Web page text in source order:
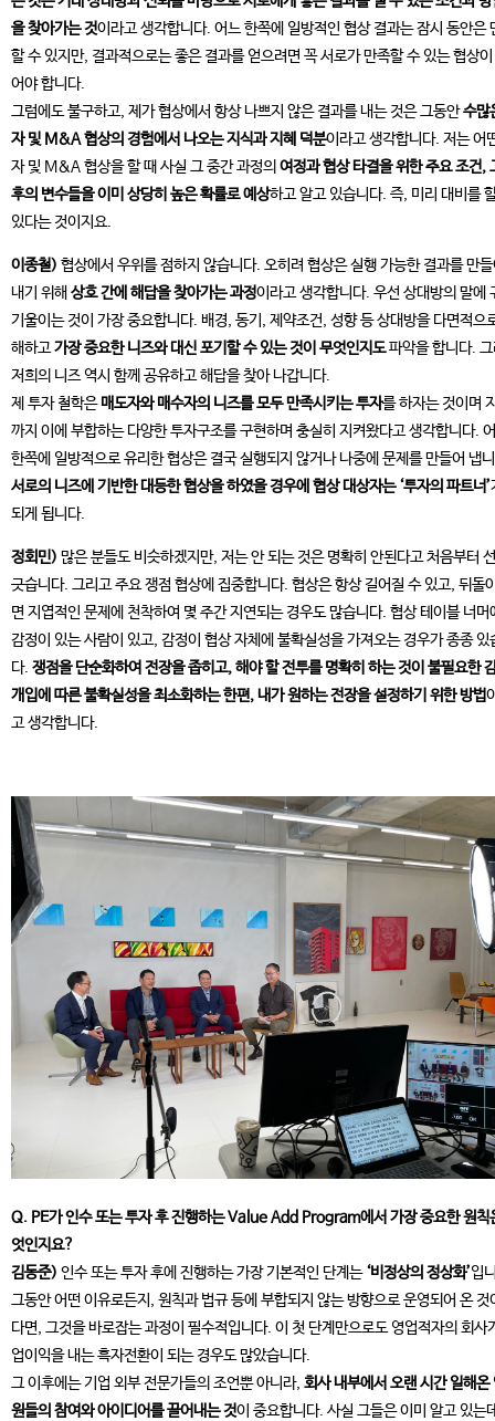
을 찾아가는 것이라고 생각합니다. 어느 한쪽에 일방적인 협상 결과는 잠시 동안은
할 수 있지만, 결과적으로는 좋은 결과를 얻으려면 꼭 서로가 만족할 수 있는 협상
어야 합니다.
그럼에도 불구하고, 제가 협상에서 항상 나쁘지 않은 결과를 내는 것은 그동안수많
자 및 M&A 협상의 경험에서 나오는 지식과 지혜 덕분이라고 생각합니다. 저는 어
자 및 M&A 협상을 할 때 사실 그 중간 과정의 여정과 협상 타결을 위한 주요 조건,
후의 변수들을 이미 상당히 높은 확률로 예상하고 알고 있습니다. 즉, 미리 대비를
있다는 것이지요.
이종철) 협상에서 우위를 점하지 않습니다. 오히려 협상은 실행 가능한 결과를 만
내기 위해 상호 간에 해답을 찾아가는 과정이라고 생각합니다. 우선 상대방의 말에
기울이는 것이 가장 중요합니다. 배경, 동기, 제약조건, 성향 등 상대방을 다면적으
해하고가장 중요한 니즈와 대신 포기할 수 있는 것이 무엇인지도파악을 합니다.
저희의 니즈 역시 함께 공유하고 해답을 찾아 나갑니다.
제 투자 철학은매도자와 매수자의 니즈를 모두 만족시키는 투자를 하자는 것이며
까지 이에 부합하는 다양한 투자구조를 구현하며 충실히 지켜왔다고 생각합니다.
한쪽에 일방적으로 유리한 협상은 결국 실행되지 않거나 나중에 문제를 만들어 냅
서로의 니즈에 기반한 대등한 협상을 하였을 경우에 협상 대상자는 ‘투자의 파트너’
되게 됩니다.
정회민) 많은 분들도 비슷하겠지만, 저는 안 되는 것은 명확히 안된다고 처음부터
긋습니다. 그리고 주요 쟁점 협상에 집중합니다. 협상은 항상 길어질 수 있고, 뒤돌
면 지엽적인 문제에 천착하여 몇 주간 지연되는 경우도 많습니다. 협상 테이블 너머
감정이 있는 사람이 있고, 감정이 협상 자체에 불확실성을 가져오는 경우가 종종 있
다. 쟁점을 단순화하여 전장을 좁히고, 해야 할 전투를 명확히 하는 것이 불필요한
개입에 따른 불확실성을 최소화하는 한편, 내가 원하는 전장을 설정하기 위한 방법
고 생각합니다.
Q. PE가 인수 또는 투자 후 진행하는 Value Add Program에서 가장 중요한 원칙
엇인지요?
김동준) 인수 또는 투자 후에 진행하는 가장 기본적인 단계는‘비정상의 정상화’입
그동안 어떤 이유로든지, 원칙과 법규 등에 부합되지 않는 방향으로 운영되어 온 것
다면, 그것을 바로잡는 과정이 필수적입니다. 이 첫 단계만으로도 영업적자의 회사
업이익을 내는 흑자전환이 되는 경우도 많았습니다.
그 이후에는 기업 외부 전문가들의 조언뿐 아니라, 회사 내부에서 오랜 시간 일해온
원들의 참여와 아이디어를 끌어내는 것이 중요합니다. 사실 그들은 이미 알고 있는